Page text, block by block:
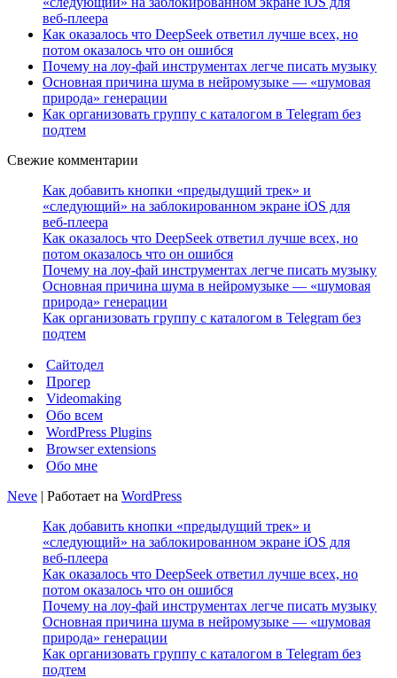
веб‑плеера
Как оказалось что DeepSeek ответил лучше всех, но
потом оказалось что он ошибся
Почему на лоу-фай инструментах легче писать музыку
Основная причина шума в нейромузыке — «шумовая
природа» генерации
Как организовать группу с каталогом в Telegram без
подтем
Свежие комментарии
Как добавить кнопки «предыдущий трек» и
«следующий» на заблокированном экране iOS для
веб‑плеера
Как оказалось что DeepSeek ответил лучше всех, но
потом оказалось что он ошибся
Почему на лоу-фай инструментах легче писать музыку
Основная причина шума в нейромузыке — «шумовая
природа» генерации
Как организовать группу с каталогом в Telegram без
подтем
Сайтодел
Прогер
Videomaking
Обо всем
WordPress Plugins
Browser extensions
Обо мне
Neve | Работает на WordPress
Как добавить кнопки «предыдущий трек» и
«следующий» на заблокированном экране iOS для
веб‑плеера
Как оказалось что DeepSeek ответил лучше всех, но
потом оказалось что он ошибся
Почему на лоу-фай инструментах легче писать музыку
Основная причина шума в нейромузыке — «шумовая
природа» генерации
Как организовать группу с каталогом в Telegram без
подтем